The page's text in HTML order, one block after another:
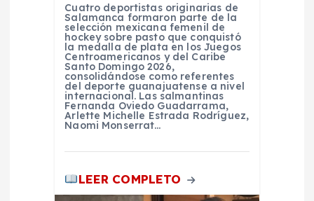
Cuatro deportistas originarias de
Salamanca formaron parte de la
selección mexicana femenil de
hockey sobre pasto que conquistó
la medalla de plata en los Juegos
Centroamericanos y del Caribe
Santo Domingo 2026,
consolidándose como referentes
del deporte guanajuatense a nivel
internacional. Las salmantinas
Fernanda Oviedo Guadarrama,
Arlette Michelle Estrada Rodríguez,
Naomi Monserrat…
LEER COMPLETO